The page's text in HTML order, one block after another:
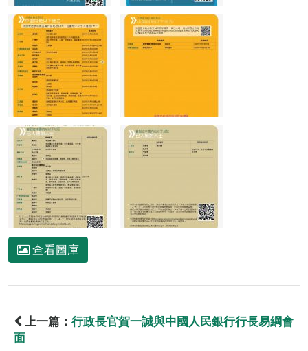
查看圖庫
上一篇： 行政長官賀一誠與中國人民銀行行長易綱會
面